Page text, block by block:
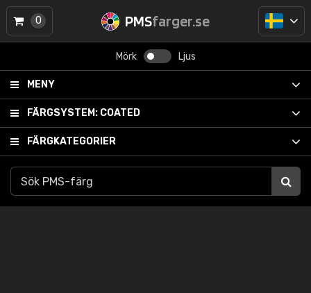
PMSfarger.se
Mörk Ljus
MENY
FÄRGSYSTEM: COATED
FÄRGKATEGORIER
0